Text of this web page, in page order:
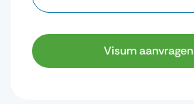
Visum aanvragen